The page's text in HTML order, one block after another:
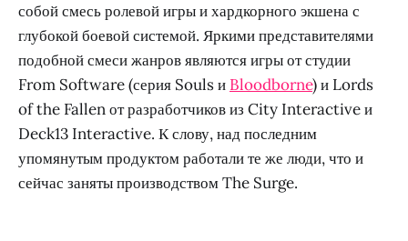
собой смесь ролевой игры и хардкорного экшена с
глубокой боевой системой. Яркими представителями
подобной смеси жанров являются игры от студии
From Software (серия Souls и Bloodborne) и Lords
of the Fallen от разработчиков из City Interactive и
Deck13 Interactive. К слову, над последним
упомянутым продуктом работали те же люди, что и
сейчас заняты производством The Surge.